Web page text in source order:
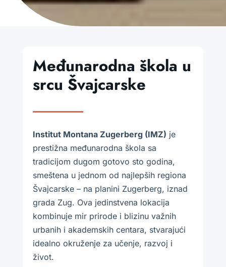
Međunarodna škola u
srcu Švajcarske
Institut Montana Zugerberg (IMZ) je
prestižna međunarodna škola sa
tradicijom dugom gotovo sto godina,
smeštena u jednom od najlepših regiona
Švajcarske – na planini Zugerberg, iznad
grada Zug. Ova jedinstvena lokacija
kombinuje mir prirode i blizinu važnih
urbanih i akademskih centara, stvarajući
idealno okruženje za učenje, razvoj i
život.